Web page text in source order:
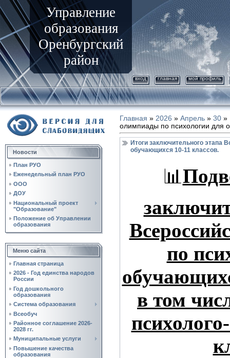
Управление
образования
Оренбургский
район
вход главная мой профиль
Новости
План РУО
Еженедельный план РУО
ООО
ДОУ
Национальный проект
"Образование"
Положение об Управлении
образования
Меню сайта
Главная страница
2026 - Год единства народов
России
Год дошкольного
образования
Система образования
Всеобуч
Районное соглашение 2026-
2028 гг.
Муниципальные услуги
Повышение качества
образования
Главная » 2026 » Апрель » 30 »
олимпиады по психологии для
Итоги заключительного этапа
обучающихся 10-11 классов.
📊
по
в том